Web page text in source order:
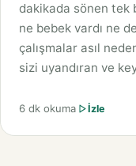
dakikada sönen tek
ne bebek vardı ne
çalışmalar asıl
sizi uyandıran ve
6 dk okuma İzle